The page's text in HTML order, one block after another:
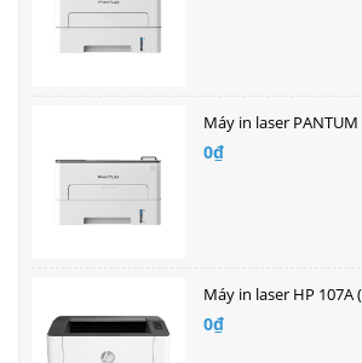
Máy in laser
0₫
Máy in laser HP 107A
0₫